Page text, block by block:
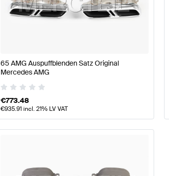
65 AMG Auspuffblenden Satz Original
Mercedes AMG
€773.48
€935.91incl. 21% LV VAT